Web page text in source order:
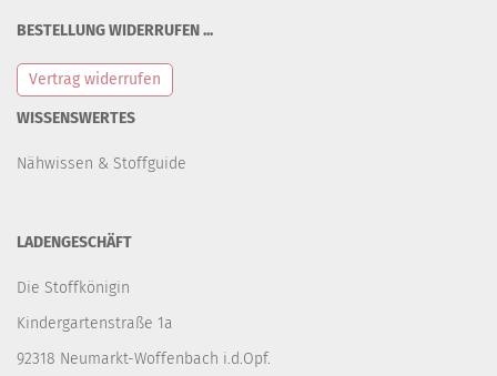
BESTELLUNG WIDERRUFEN ...
Vertrag widerrufen
WISSENSWERTES
Nähwissen & Stoffguide
LADENGESCHÄFT
Die Stoffkönigin
Kindergartenstraße 1a
92318 Neumarkt-Woffenbach i.d.Opf.